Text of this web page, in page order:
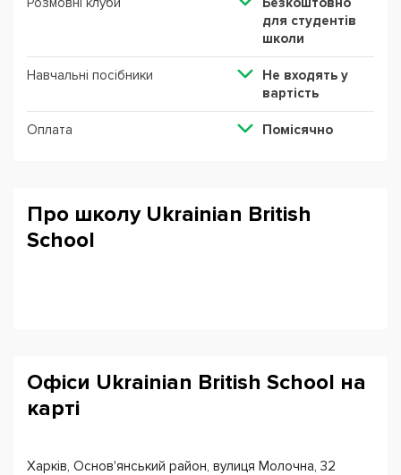
для студентів
школи
Навчальні посібники
Не входять у
вартість
Оплата Помісячно
Про школу Ukrainian British
School
Офіси Ukrainian British School на
карті
Харків, Основ'янський район, вулиця Молочна, 32